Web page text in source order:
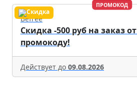
ПРОМОКОД
Befree
Скидка -500 руб на заказ
промокоду!
Действует до 09.08.2026